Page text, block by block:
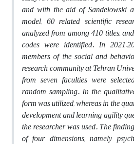
and with the aid of Sandelowski
model, 60 related scientific
analyzed from among 410 titles,
codes were identified. In
members of the social and
research community at Tehran
from seven faculties were
random sampling. In the
form was utilized, whereas in the
development and learning agility
the researcher was used. The
of four dimensions, namely